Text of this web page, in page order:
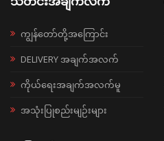
ကျွန်တော်တို့အကြောင်း
DELIVERY အချက်အလက်
ကိုယ်ရေးအချက်အလက်မူ
အသုံးပြုစည်းမျဉ်းများ